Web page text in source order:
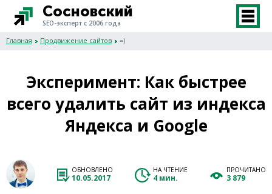
Сосновский
SEO-эксперт с 2006 года
Главная Продвижение сайтов =)
Эксперимент: Как быстрее
всего удалить сайт из индекса
Яндекса и Google
ОБНОВЛЕНО
10.05.2017
НА ЧТЕНИЕ
4 мин.
ПРОЧИТАНО
3 879